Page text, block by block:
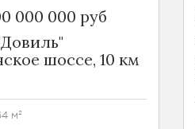
000 000 руб
шоссе, 10 км
м²